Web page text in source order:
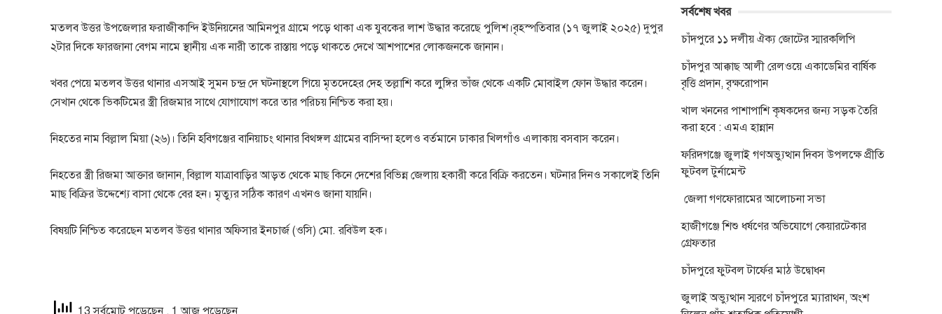
মতলব উত্তর উপজেলার ফরাজীকান্দি ইউনিয়নের আমিনপুর গ্রামে পড়ে থাকা এক যুবকের লাশ উদ্ধার করেছে পুলিশ।বৃহস্পতিবার (১৭ জুলাই ২০২৫) দুপুর
২টার দিকে ফারজানা বেগম নামে স্থানীয় এক নারী তাকে রাস্তায় পড়ে থাকতে দেখে আশপাশের লোকজনকে জানান।
খবর পেয়ে মতলব উত্তর থানার এসআই সুমন চন্দ্র দে ঘটনাস্থলে গিয়ে মৃতদেহের দেহ তল্লাশি করে লুঙ্গির ভাঁজ থেকে একটি মোবাইল ফোন উদ্ধার করেন।
সেখান থেকে ভিকটিমের স্ত্রী রিজমার সাথে যোগাযোগ করে তার পরিচয় নিশ্চিত করা হয়।
নিহতের নাম বিল্লাল মিয়া (২৬)। তিনি হবিগঞ্জের বানিয়াচং থানার বিথঙ্গল গ্রামের বাসিন্দা হলেও বর্তমানে ঢাকার খিলগাঁও এলাকায় বসবাস করেন।
নিহতের স্ত্রী রিজমা আক্তার জানান, বিল্লাল যাত্রাবাড়ির আড়ত থেকে মাছ কিনে দেশের বিভিন্ন জেলায় হকারী করে বিক্রি করতেন। ঘটনার দিনও সকালেই তিনি
মাছ বিক্রির উদ্দেশ্যে বাসা থেকে বের হন। মৃত্যুর সঠিক কারণ এখনও জানা যায়নি।
বিষয়টি নিশ্চিত করেছেন মতলব উত্তর থানার অফিসার ইনচার্জ (ওসি) মো. রবিউল হক।
13 সর্বমোট পড়েছেন , 1 আজ পড়েছেন
সর্বশেষ খবর
চাঁদপুরে ১১ দলীয় ঐক্য জোটের স্মারকলিপি
চাঁদপুর আক্কাছ আলী রেলওয়ে একাডেমির বার্ষিক
বৃত্তি প্রদান, বৃক্ষরোপান
খাল খননের পাশাপাশি কৃষকদের জন্য সড়ক তৈরি
করা হবে : এমএ হান্নান
ফরিদগঞ্জে জুলাই গণঅভ্যুত্থান দিবস উপলক্ষে প্রীতি
ফুটবল টুর্নামেন্ট
জেলা গণফোরামের আলোচনা সভা
হাজীগঞ্জে শিশু ধর্ষণের অভিযোগে কেয়ারটেকার
গ্রেফতার
চাঁদপুরে ফুটবল টার্ফের মাঠ উদ্বোধন
জুলাই অভ্যুত্থান স্মরণে চাঁদপুরে ম্যারাথন, অংশ